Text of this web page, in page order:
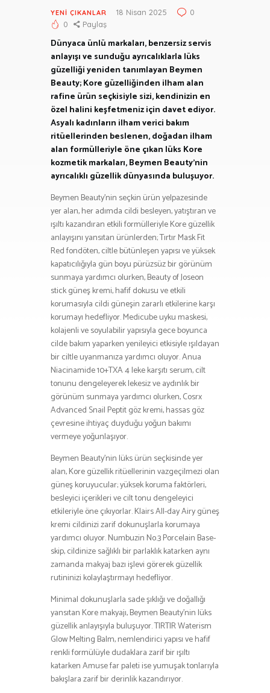
YENI ÇIKANLAR 18 Nisan 2025
0
0
Paylaş
Dünyaca ünlü markaları, benzersiz servis
anlayışı ve sunduğu ayrıcalıklarla lüks
güzelliği yeniden tanımlayan Beymen
Beauty; Kore güzelliğinden ilham alan
rafine ürün seçkisiyle sizi, kendinizin en
özel halini keşfetmeniz için davet ediyor.
Asyalı kadınların ilham verici bakım
ritüellerinden beslenen, doğadan ilham
alan formülleriyle öne çıkan lüks Kore
kozmetik markaları, Beymen Beauty’nin
ayrıcalıklı güzellik dünyasında buluşuyor.
Beymen Beauty’nin seçkin ürün yelpazesinde
yer alan, her adımda cildi besleyen, yatıştıran ve
ışıltı kazandıran etkili formülleriyle Kore güzellik
anlayışını yansıtan ürünlerden; Tırtır Mask Fit
Red fondöten, ciltle bütünleşen yapısı ve yüksek
kapatıcılığıyla gün boyu pürüzsüz bir görünüm
sunmaya yardımcı olurken, Beauty of Joseon
stick güneş kremi, hafif dokusu ve etkili
korumasıyla cildi güneşin zararlı etkilerine karşı
korumayı hedefliyor. Medicube uyku maskesi,
kolajenli ve soyulabilir yapısıyla gece boyunca
cilde bakım yaparken yenileyici etkisiyle ışıldayan
bir ciltle uyanmanıza yardımcı oluyor. Anua
Niacinamide 10+TXA 4 leke karşıtı serum, cilt
tonunu dengeleyerek lekesiz ve aydınlık bir
görünüm sunmaya yardımcı olurken, Cosrx
Advanced Snail Peptit göz kremi, hassas göz
çevresine ihtiyaç duyduğu yoğun bakımı
vermeye yoğunlaşıyor.
Beymen Beauty’nin lüks ürün seçkisinde yer
alan, Kore güzellik ritüellerinin vazgeçilmezi olan
güneş koruyucular; yüksek koruma faktörleri,
besleyici içerikleri ve cilt tonu dengeleyici
etkileriyle öne çıkıyorlar. Klairs All-day Airy güneş
kremi cildinizi zarif dokunuşlarla korumaya
yardımcı oluyor. Numbuzin No.3 Porcelain Base-
skip, cildinize sağlıklı bir parlaklık katarken aynı
zamanda makyaj bazı işlevi görerek güzellik
rutininizi kolaylaştırmayı hedefliyor.
Minimal dokunuşlarla sade şıklığı ve doğallığı
yansıtan Kore makyajı, Beymen Beauty’nin lüks
güzellik anlayışıyla buluşuyor. TIRTIR Waterism
Glow Melting Balm, nemlendirici yapısı ve hafif
renkli formülüyle dudaklara zarif bir ışıltı
katarken Amuse far paleti ise yumuşak tonlarıyla
bakışlara zarif bir derinlik kazandırıyor.